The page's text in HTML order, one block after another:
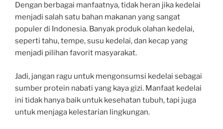
Dengan berbagai manfaatnya, tidak heran jika kedelai
menjadi salah satu bahan makanan yang sangat
populer di Indonesia. Banyak produk olahan kedelai,
seperti tahu, tempe, susu kedelai, dan kecap yang
menjadi pilihan favorit masyarakat.
Jadi, jangan ragu untuk mengonsumsi kedelai sebagai
sumber protein nabati yang kaya gizi. Manfaat kedelai
ini tidak hanya baik untuk kesehatan tubuh, tapi juga
untuk menjaga kelestarian lingkungan.